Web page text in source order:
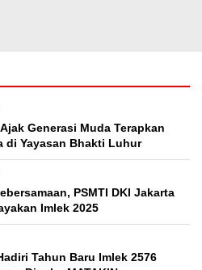
Generasi Muda Terapkan
di Yayasan Bhakti Luhur
PSMTI DKI Jakarta
Imlek 2025
Tahun Baru Imlek 2576